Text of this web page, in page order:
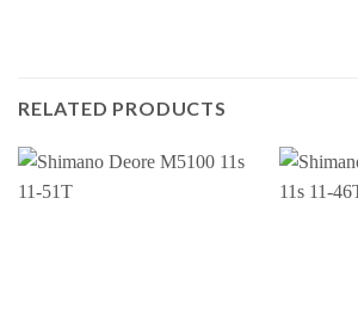
RELATED PRODUCTS